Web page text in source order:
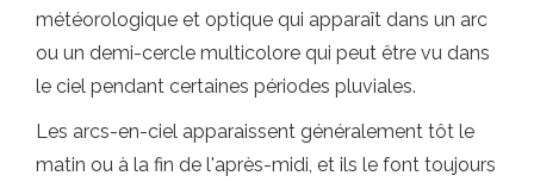
météorologique et optique qui apparaît dans un arc
ou un demi-cercle multicolore qui peut être vu dans
le ciel pendant certaines périodes pluviales.
Les arcs-en-ciel apparaissent généralement tôt le
matin ou à la fin de l'après-midi, et ils le font toujours